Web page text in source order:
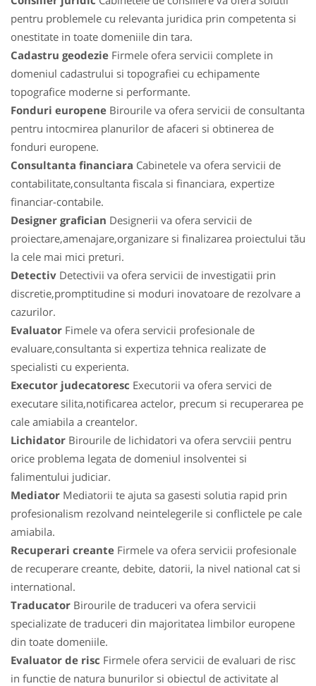
pentru problemele cu relevanta juridica prin competenta si
onestitate in toate domeniile din tara.
Cadastru geodezie Firmele ofera servicii complete in
domeniul cadastrului si topografiei cu echipamente
topografice moderne si performante.
Fonduri europene Birourile va ofera servicii de consultanta
pentru intocmirea planurilor de afaceri si obtinerea de
fonduri europene.
Consultanta financiara Cabinetele va ofera servicii de
contabilitate,consultanta fiscala si financiara, expertize
financiar-contabile.
Designer grafician Designerii va ofera servicii de
proiectare,amenajare,organizare si finalizarea proiectului tău
la cele mai mici preturi.
Detectiv Detectivii va ofera servicii de investigatii prin
discretie,promptitudine si moduri inovatoare de rezolvare a
cazurilor.
Evaluator Fimele va ofera servicii profesionale de
evaluare,consultanta si expertiza tehnica realizate de
specialisti cu experienta.
Executor judecatoresc Executorii va ofera servici de
executare silita,notificarea actelor, precum si recuperarea pe
cale amiabila a creantelor.
Lichidator Birourile de lichidatori va ofera servciii pentru
orice problema legata de domeniul insolventei si
falimentului judiciar.
Mediator Mediatorii te ajuta sa gasesti solutia rapid prin
profesionalism rezolvand neintelegerile si conflictele pe cale
amiabila.
Recuperari creante Firmele va ofera servicii profesionale
de recuperare creante, debite, datorii, la nivel national cat si
international.
Traducator Birourile de traduceri va ofera servicii
specializate de traduceri din majoritatea limbilor europene
din toate domeniile.
Evaluator de risc Firmele ofera servicii de evaluari de risc
in functie de natura bunurilor si obiectul de activitate al